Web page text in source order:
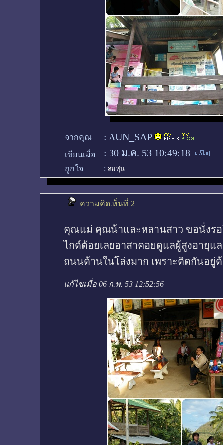
จากคุณ : AUN_SAP
เขียนเมื่อ : 30 ม.ค. 53 10:49:18
ถูกใจ : สมหุ่น
ความคิดเห็นที่ 2
คุณแม่ คุณน้าและหลานสาว ขอนั่งรอ
ไกด์ต้อยเลยอาสาคอยดูแลผู้สูงอายุแ
ถนนด้านในโล่งมาก เพราะติดกันอยู่
แก้ไขเมื่อ 06 ก.พ. 53 12:52:56